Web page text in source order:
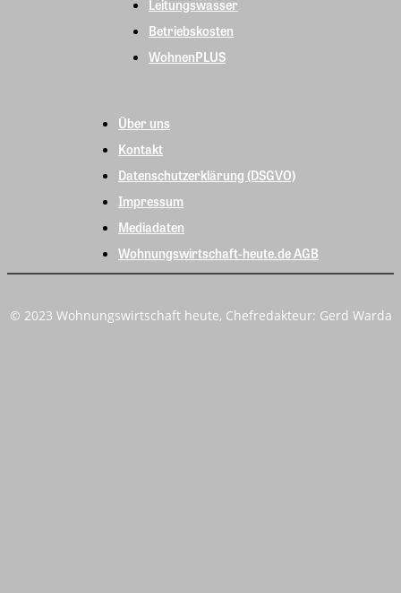
Leitungswasser
Betriebskosten
WohnenPLUS
Über uns
Kontakt
Datenschutzerklärung (DSGVO)
Impressum
Mediadaten
Wohnungswirtschaft-heute.de AGB
© 2023 Wohnungswirtschaft heute, Chefredakteur: Gerd Warda